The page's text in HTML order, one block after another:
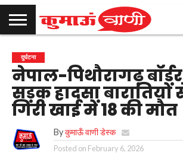
उत्तराखण्ड
राजनीति
मनोरंजन
क्राइम
खेल
समाचार
शिक्षा
स्वास्थ्य
धर्म-
संस्कृति
चुनाव
विज्ञापन
संपर्क
करें
दुर्घटना
नेपाल-पिथौरागढ़
सड़क हादसा बारातियों
गिरी खाई में 18 की मौत
By कुमाऊँ वाणी डेस्क
Posted on February 6, 2026